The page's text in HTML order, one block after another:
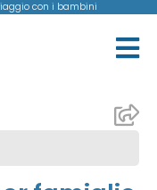
con i bambini